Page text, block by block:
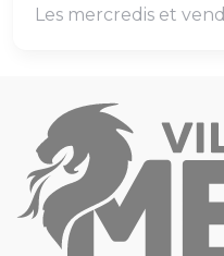
Les mercredis et